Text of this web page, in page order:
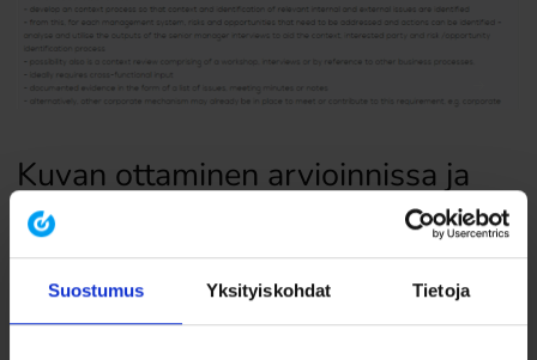
Suostumus Yksityiskohdat Tietoja
Kuvan ottaminen arvioinnissa ja
Luonnos-tyypin havainto
Arviointitilanteessa ei ole aikaa kirjoittaa havaintoa valmiiksi. Sen